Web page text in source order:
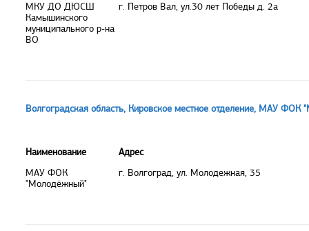
МКУ ДО ДЮСШ
Камышинского
муниципального р-на
ВО
г. Петров Вал, ул.30 лет Победы д. 2а
Волгоградская область, Кировское местное отделение, МАУ ФОК
Наименование
МАУ ФОК
"Молодёжный"
Адрес
г. Волгоград, ул. Молодежная, 35